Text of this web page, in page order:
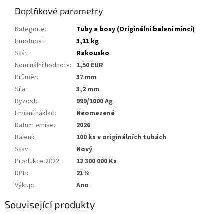
Doplňkové parametry
Kategorie:
Tuby a boxy (Originální balení mincí)
Hmotnost:
3,11 kg
Stát:
Rakousko
Nominální hodnota: 1,50 EUR
Průměr:
37 mm
Síla:
3,2 mm
Ryzost:
999/1000 Ag
Emisní náklad:
Neomezené
Datum emise:
2026
Balení:
100 ks v originálních tubách
Stav:
Nový
Produkce 2022:
12 300 000 Ks
DPH:
21%
Výkup: Ano
Související produkty